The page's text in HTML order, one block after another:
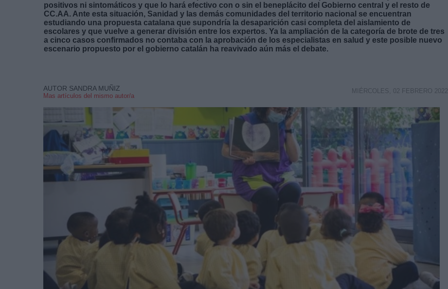
positivos ni sintomáticos y que lo hará efectivo con o sin el beneplácito del Gobierno central y el resto de
CC.AA. Ante esta situación, Sanidad y las demás comunidades del territorio nacional se encuentran
estudiando una propuesta catalana que supondría la desaparición casi completa del aislamiento de
escolares y que vuelve a generar división entre los expertos. Ya la ampliación de la categoría de brote de tres
a cinco casos confirmados no contaba con la aprobación de los especialistas en salud y este posible nuevo
escenario propuesto por el gobierno catalán ha reavivado aún más el debate.
AUTOR SANDRA MUÑIZ
Mas artículos del mismo autor/a
MIÉRCOLES, 02 FEBRERO 2022